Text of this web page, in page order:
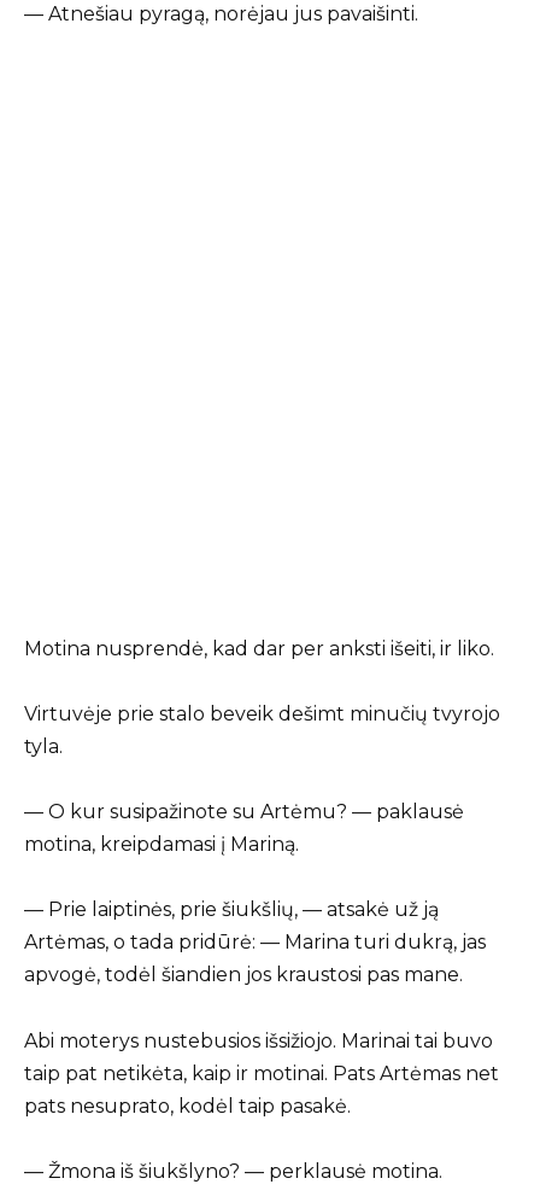
— Atnešiau pyragą, norėjau jus pavaišinti.
Motina nusprendė, kad dar per anksti išeiti, ir liko.
Virtuvėje prie stalo beveik dešimt minučių tvyrojo
tyla.
— O kur susipažinote su Artėmu? — paklausė
motina, kreipdamasi į Mariną.
— Prie laiptinės, prie šiukšlių, — atsakė už ją
Artėmas, o tada pridūrė: — Marina turi dukrą, jas
apvogė, todėl šiandien jos kraustosi pas mane.
Abi moterys nustebusios išsižiojo. Marinai tai buvo
taip pat netikėta, kaip ir motinai. Pats Artėmas net
pats nesuprato, kodėl taip pasakė.
— Žmona iš šiukšlyno? — perklausė motina.